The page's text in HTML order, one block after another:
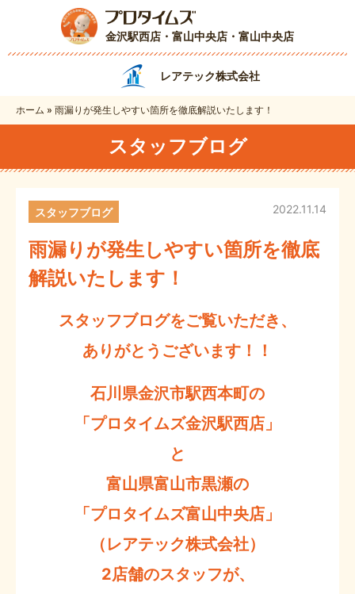
金沢駅西店・富山中央店 ・富山中央店
レアテック株式会社
ホーム » 雨漏りが発生しやすい箇所を徹底解説いたします！
スタッフブログ
雨漏りが発生しやすい箇所を徹底
解説いたします！
2022.11.14
スタッフブログ
スタッフブログをご覧いただき、
ありがとうございます！！
石川県金沢市駅西本町の
「プロタイムズ金沢駅西店」
と
富山県富山市黒瀬の
「プロタイムズ富山中央店」
（レアテック株式会社）
2店舗のスタッフが、